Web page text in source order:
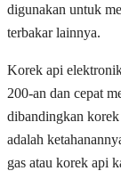
digunakan untuk
terbakar lainnya.
Korek api
200-an dan cepat
dibandingkan
adalah
gas atau korek api